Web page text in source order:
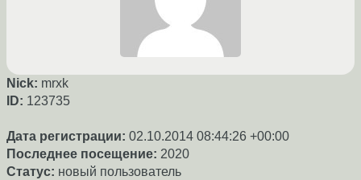
Nick: mrxk
ID: 123735
Дата регистрации: 02.10.2014 08:44:26 +00:00
Последнее посещение: 2020
Статус: новый пользователь